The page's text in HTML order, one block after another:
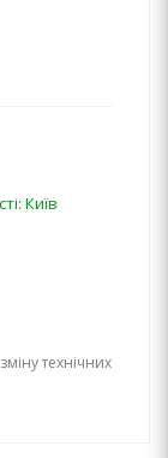
Київ
технічних